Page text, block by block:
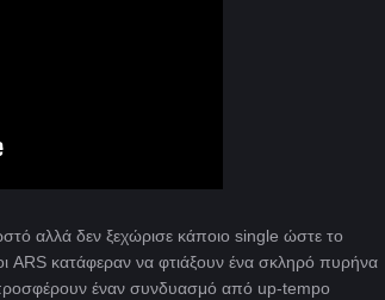
αλλά δεν ξεχώρισε κάποιο single ώστε το
ARS κατάφεραν να φτιάξουν ένα σκληρό πυρήνα
έναν συνδυασμό από up-tempo